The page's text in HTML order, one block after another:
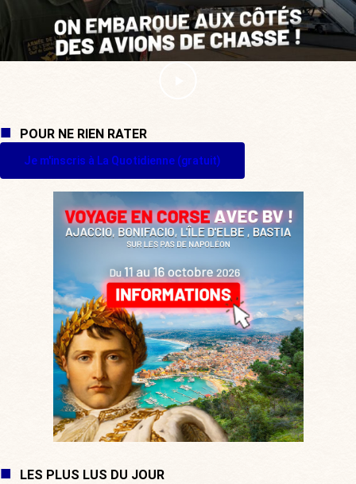
POUR NE RIEN RATER
Je m'inscris à La Quotidienne (gratuit)
LES PLUS LUS DU JOUR